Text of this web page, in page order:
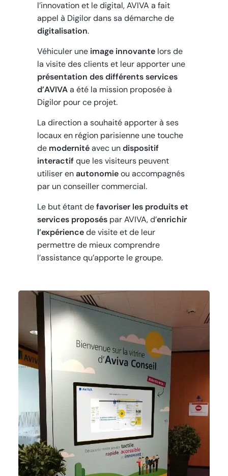
l’innovation et le digital, AVIVA a fait
appel à Digilor dans sa démarche de
digitalisation.
Véhiculer une image innovante lors de
la visite des clients et leur apporter une
présentation des différents services
d’AVIVAa été la mission proposée à
Digilor pour ce projet.
La direction a souhaité apporter à ses
locaux en région parisienne une touche
de modernitéavec undispositif
interactifque les visiteurs peuvent
utiliser enautonomieou accompagnés
par un conseiller commercial.
Le but étant defavoriser les produits et
services proposés par AVIVA, d’enrichir
l’expériencede visite et de leur
permettre de mieux comprendre
l’assistance qu’apporte le groupe.